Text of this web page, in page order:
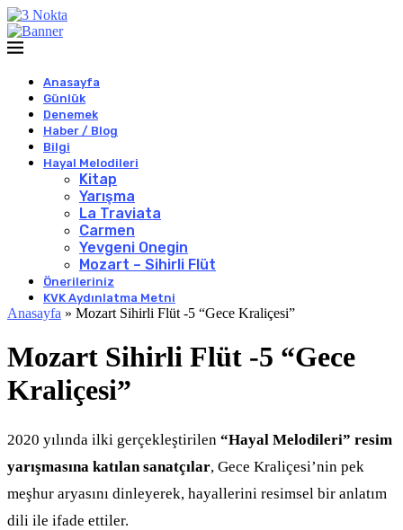
Anasayfa
Günlük
Denemek
Haber / Blog
Bilgi
Hayal Melodileri
Kitap
Yarışma
La Traviata
Carmen
Yevgeni Onegin
Mozart – Sihirli Flüt
Önerileriniz
KVK Aydınlatma Metni
Anasayfa » Mozart Sihirli Flüt -5 “Gece Kraliçesi”
Mozart Sihirli Flüt -5 “Gece
Kraliçesi”
2020 yılında ilki gerçekleştirilen “Hayal Melodileri” resim
yarışmasına katılan sanatçılar, Gece Kraliçesi’nin pek
meşhur aryasını dinleyerek, hayallerini resimsel bir anlatım
dili ile ifade ettiler.